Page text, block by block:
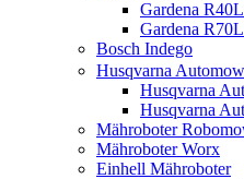
Gardena
Gardena
Bosch Indego
Husqvarna
Husqvarna
Husqvarna
Mähroboter
Mähroboter Worx
Einhell Mähroboter